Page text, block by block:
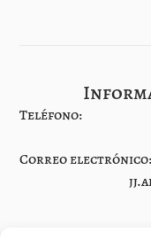
Teléfono:
Correo electrónico: